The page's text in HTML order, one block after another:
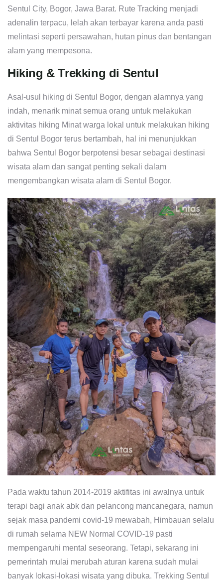
Sentul City, Bogor, Jawa Barat. Rute Tracking menjadi
adenalin terpacu, lelah akan terbayar karena anda pasti
melintasi seperti persawahan, hutan pinus dan bentangan
alam yang mempesona.
Hiking & Trekking di Sentul
Asal-usul hiking di Sentul Bogor, dengan alamnya yang
indah, menarik minat semua orang untuk melakukan
aktivitas hiking Minat warga lokal untuk melakukan hiking
di Sentul Bogor terus bertambah, hal ini menunjukkan
bahwa Sentul Bogor berpotensi besar sebagai destinasi
wisata alam dan sangat penting sekali dalam
mengembangkan wisata alam di Sentul Bogor.
Pada waktu tahun 2014-2019 aktifitas ini awalnya untuk
terapi bagi anak abk dan pelancong mancanegara, namun
sejak masa pandemi covid-19 mewabah, Himbauan selalu
di rumah selama NEW Normal COVID-19 pasti
mempengaruhi mental seseorang. Tetapi, sekarang ini
pemerintah mulai merubah aturan karena sudah mulai
banyak lokasi-lokasi wisata yang dibuka. Trekking Sentul